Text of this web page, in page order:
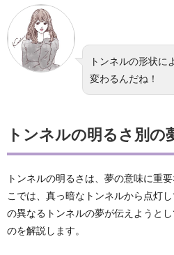
トンネルの形状に
変わるんだね！
トンネルの明るさ別の
トンネルの明るさは、夢の意味に重
こでは、真っ暗なトンネルから点灯
の異なるトンネルの夢が伝えようと
のを解説します。